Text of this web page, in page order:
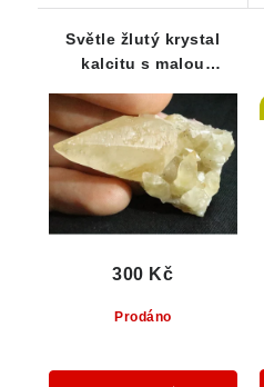
Světle žlutý krystal
kalcitu s malou
přirostlými krystalky
Prodáno
300 Kč